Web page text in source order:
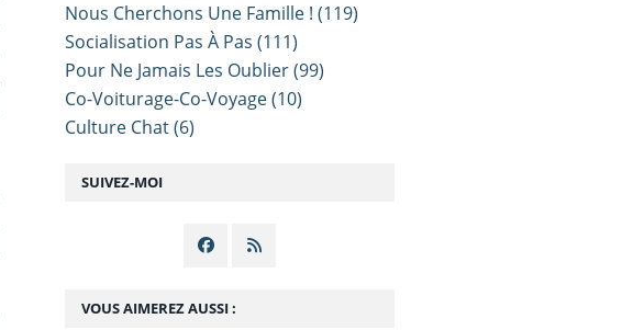
SUIVEZ-MOI
VOUS AIMEREZ AUSSI :
Nous Cherchons Une Famille ! (119)
Socialisation Pas À Pas (111)
Pour Ne Jamais Les Oublier(99)
Co-Voiturage-Co-Voyage(10)
Culture Chat(6)